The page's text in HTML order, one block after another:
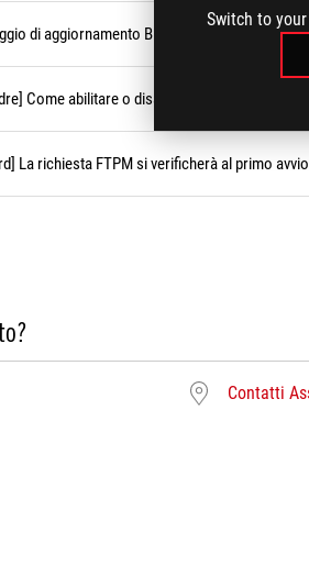
Switch to
di aggiornamento BIOS richiesto all’avvio di
Come abilitare o disabilitare l'avvio protetto?
La richiesta FTPM si verificherà al primo
Contatti